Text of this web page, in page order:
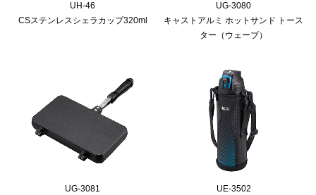
UH-46
CSステンレスシェラカップ320ml
UG-3080
キャストアルミ ホットサンド トース
ター（ウェーブ）
UG-3081
UE-3502